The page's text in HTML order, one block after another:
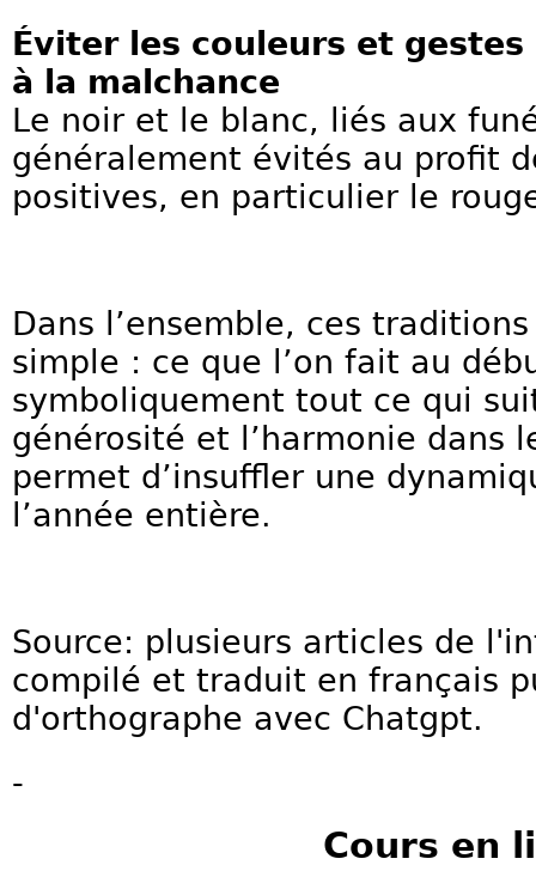
Éviter les couleurs et
à la malchance
Le noir et le blanc, liés aux
généralement évités au profit
positives, en particulier le
Dans l’ensemble, ces
simple : ce que l’on fait au
symboliquement tout ce qui
générosité et l’harmonie dans
permet d’insuffler une
l’année entière.
Source: plusieurs articles de
compilé et traduit en français
d'orthographe avec Chatgpt.
-
Cours en